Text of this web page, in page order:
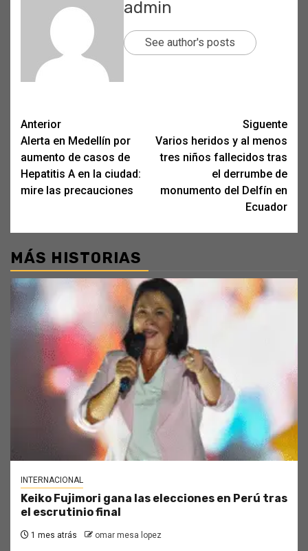
admin
See author's posts
Post
navigation
Anterior
Alerta en Medellín por
aumento de casos de
Hepatitis A en la ciudad:
mire las precauciones
Siguente
Varios heridos y al menos
tres niños fallecidos tras
el derrumbe de
monumento del Delfín en
Ecuador
MÁS HISTORIAS
INTERNACIONAL
Keiko Fujimori gana las elecciones en Perú tras
el escrutinio final
1 mes atrás omar mesa lopez